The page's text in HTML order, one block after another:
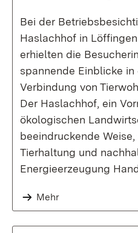
Bei der
Haslachhof in Löffingen
erhielten die
spannende Einblicke in
Verbindung von
Der Haslachhof, ein
ökologischen
beeindruckende
Tierhaltung und
Energieerzeugung
Mehr